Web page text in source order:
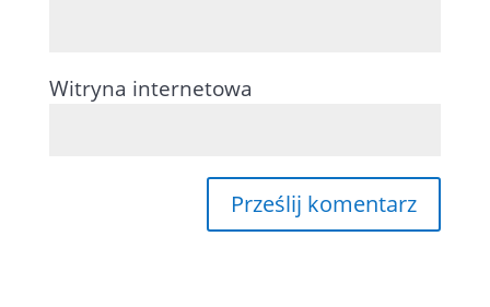
Witryna internetowa